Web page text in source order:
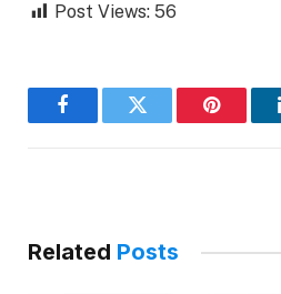
Post Views: 56
FacebookTwitter Pinterest
Related Posts